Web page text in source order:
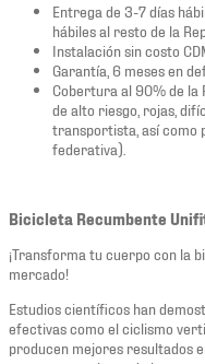
Entrega de 3-7 días
hábiles al resto de la
Instalación sin costo
Garantía, 6 meses en
Cobertura al 90% de la
de alto riesgo, rojas,
transportista, así como
federativa).
Bicicleta Recumbente
¡Transforma tu cuerpo con la
mercado!
Estudios científicos han
efectivas como el ciclismo
producen mejores resultados